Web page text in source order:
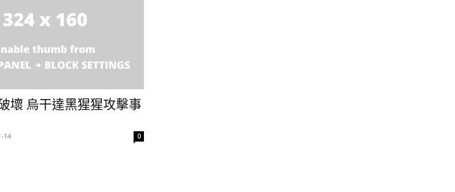
壞 烏干達黑猩猩攻擊事
14 0